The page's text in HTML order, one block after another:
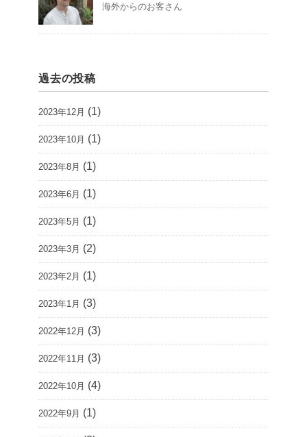
海外からのお客さん
過去の投稿
2023年12月 (1)
2023年10月 (1)
2023年8月 (1)
2023年6月 (1)
2023年5月 (1)
2023年3月 (2)
2023年2月 (1)
2023年1月 (3)
2022年12月 (3)
2022年11月 (3)
2022年10月 (4)
2022年9月 (1)